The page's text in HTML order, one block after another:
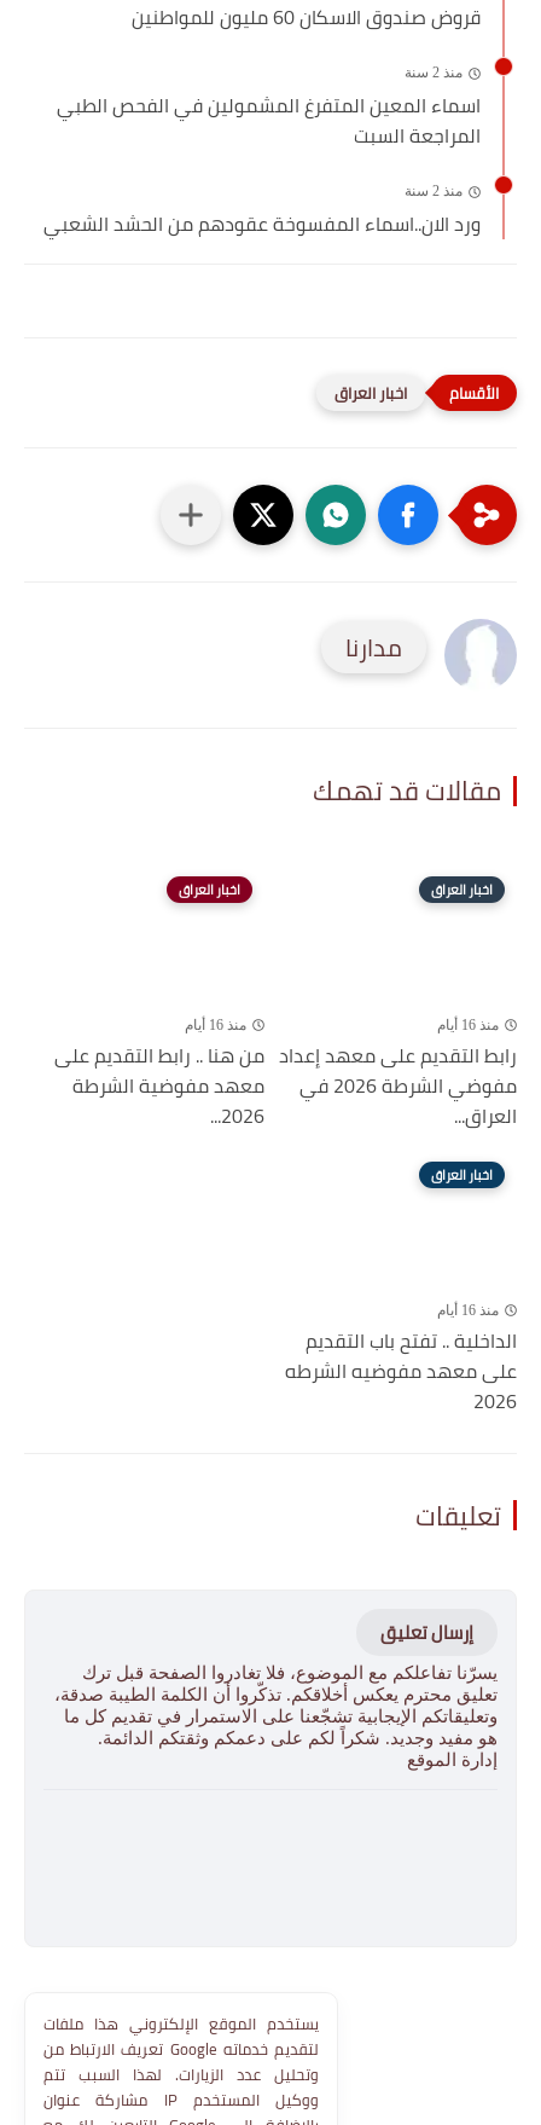
قروض صندوق الاسكان 60 مليون للمواطنين
منذ 2 سنة
اسماء المعين المتفرغ المشمولين في الفحص الطبي
المراجعة السبت
منذ 2 سنة
ورد الان..اسماء المفسوخة عقودهم من الحشد الشعبي
اخبار العراق
مدارنا
مقالات قد تهمك
اخبار العراق
منذ 16 أيام
رابط التقديم على معهد إعداد
مفوضي الشرطة 2026 في
العراق...
اخبار العراق
منذ 16 أيام
من هنا .. رابط التقديم على
معهد مفوضية الشرطة
2026...
اخبار العراق
منذ 16 أيام
الداخلية .. تفتح باب التقديم
على معهد مفوضيه الشرطه
2026
تعليقات
إرسال تعليق
يسرّنا تفاعلكم مع الموضوع، فلا تغادروا الصفحة قبل ترك
تعليق محترم يعكس أخلاقكم. تذكّروا أن الكلمة الطيبة صدقة،
وتعليقاتكم الإيجابية تشجّعنا على الاستمرار في تقديم كل ما
هو مفيد وجديد. شكراً لكم على دعمكم وثقتكم الدائمة.
إدارة الموقع
يستخدم الموقع الإلكتروني هذا ملفات
تعريف الارتباط من Google لتقديم خدماته
وتحليل عدد الزيارات. لهذا السبب تتم
مشاركة عنوان IP ووكيل المستخدم